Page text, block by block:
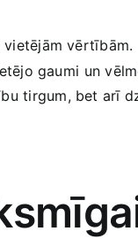
vērtībām.
gaumi ⁢un
tirgum, bet arī